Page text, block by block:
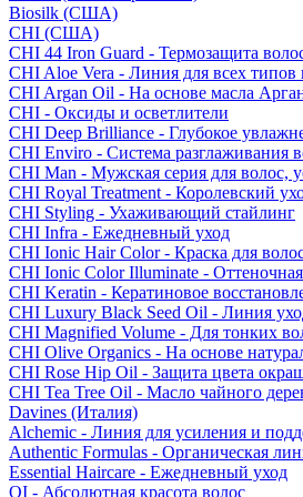
Biosilk (США)
CHI (США)
CHI 44 Iron Guard - Термозащита
CHI Aloe Vera - Линия для всех типов
CHI Argan Oil - На основе масла
CHI - Оксиды и осветлители
CHI Deep Brilliance - Глубокое
CHI Enviro - Система разглаживания
CHI Man - Мужская серия для волос,
CHI Royal Treatment - Королевский
CHI Styling - Ухаживающий стайлинг
CHI Infra - Ежедневный уход
CHI Ionic Hair Color - Краска для
CHI Ionic Color Illuminate - Оттеночная
CHI Keratin - Кератиновое
CHI Luxury Black Seed Oil - Линия
CHI Magnified Volume - Для тонких
CHI Olive Organics - На основе
CHI Rose Hip Oil - Защита цвета
CHI Tea Tree Oil - Масло чайного
Davines (Италия)
Alchemic - Линия для усиления и
Authentic Formulas - Органическая
Essential Haircare - Eжедневный уход
OI - Абсолютная красота волос